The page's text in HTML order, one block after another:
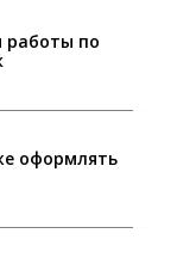
работы по
оформлять